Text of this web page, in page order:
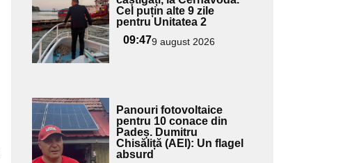
pentru
subtitlu
Cel puțin alte 9 zile
pentru Unitatea 2
09:479 august 2026
Adaugă
aici textul
pentru
subtitlu
Panouri fotovoltaice
pentru 10 conace din
Padeș. Dumitru
Chisăliță (AEI): Un flagel
absurd